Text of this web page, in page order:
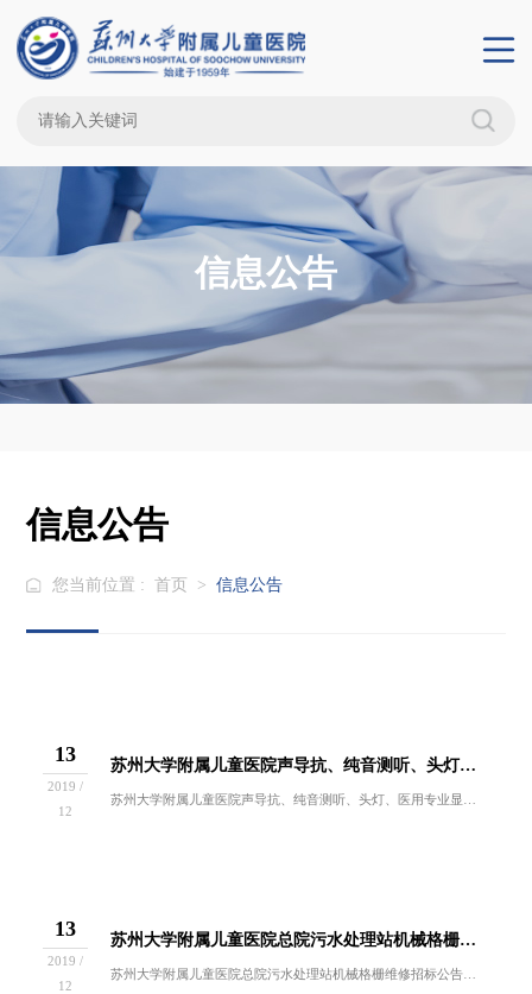
信息公告
信息公告
您当前位置 : 首页 > 信息公告
13
2019 /
12
苏州大学附属儿童医院声导抗、纯音测听、头灯、医用专业显示器、制冰机项目谈判结果公示
苏州大学附属儿童医院声导抗、纯音测听、头灯、医用专业显示器、制冰机项目谈判于2019年12月12日进行，医院招投标小组按规定程序进行谈判，现...
13
2019 /
12
苏州大学附属儿童医院总院污水处理站机械格栅维修招标公告
苏州大学附属儿童医院总院污水处理站机械格栅维修招标公告苏州大学附属儿童医院因后勤保障服务需求，拟对总院污水处理站机械格栅维修开展招标工作，欢...